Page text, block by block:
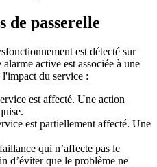
de passerelle
est détecté sur
active est associée à une
du service :
est affecté. Une action
est partiellement affecté. Une
qui n’affecte pas le
d’éviter que le problème ne